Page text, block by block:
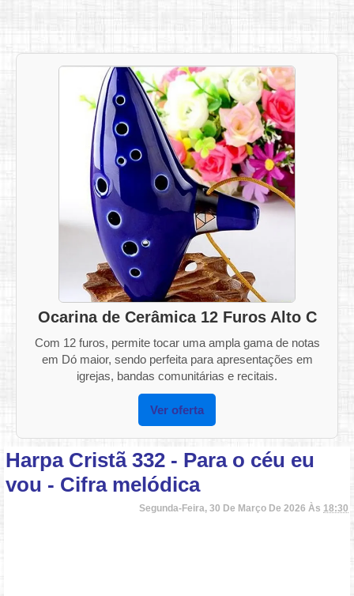
Ocarina de Cerâmica 12 Furos Alto C
Com 12 furos, permite tocar uma ampla gama de notas
em Dó maior, sendo perfeita para apresentações em
igrejas, bandas comunitárias e recitais.
Ver oferta
Harpa Cristã 332 - Para o céu eu
vou - Cifra melódica
Segunda-Feira, 30 De Março De 2026 Às 18:30